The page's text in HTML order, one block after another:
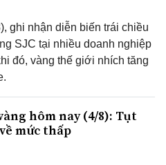
ghi nhận diễn biến trái chiều
SJC tại nhiều doanh nghiệp
đó, vàng thế giới nhích tăng
hôm nay (4/8): Tụt
mức thấp